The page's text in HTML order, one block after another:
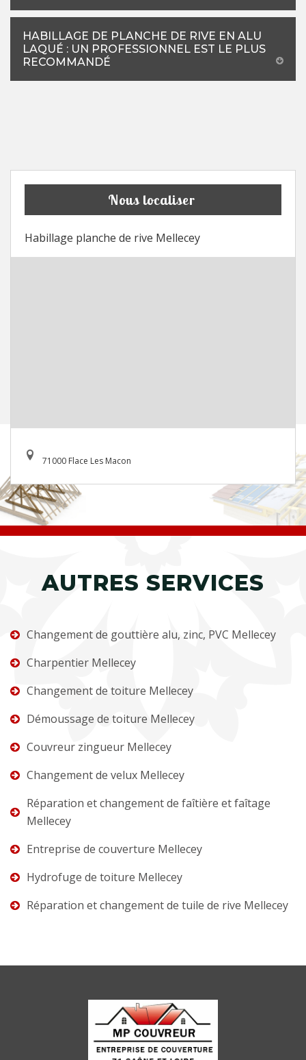
HABILLAGE DE PLANCHE DE RIVE EN ALU
LAQUÉ : UN PROFESSIONNEL EST LE PLUS
RECOMMANDÉ
Nous localiser
Habillage planche de rive Mellecey
71000 Flace Les Macon
AUTRES SERVICES
Changement de gouttière alu, zinc, PVC Mellecey
Charpentier Mellecey
Changement de toiture Mellecey
Démoussage de toiture Mellecey
Couvreur zingueur Mellecey
Changement de velux Mellecey
Réparation et changement de faîtière et faîtage
Mellecey
Entreprise de couverture Mellecey
Hydrofuge de toiture Mellecey
Réparation et changement de tuile de rive Mellecey